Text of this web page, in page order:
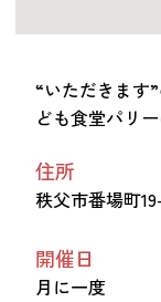
“いただきます
ども食堂パリ
住所
秩父市番場町
開催日
月に一度